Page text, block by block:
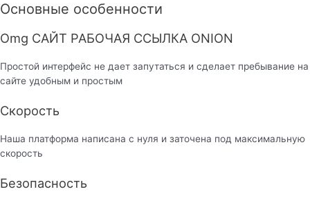
Основные особенности
Omg САЙТ РАБОЧАЯ ССЫЛКА ONION
Простой интерфейс не дает запутаться и сделает пребывание на
сайте удобным и простым
Скорость
Наша платформа написана с нуля и заточена под максимальную
скорость
Безопасность